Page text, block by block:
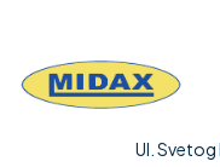
Ul.